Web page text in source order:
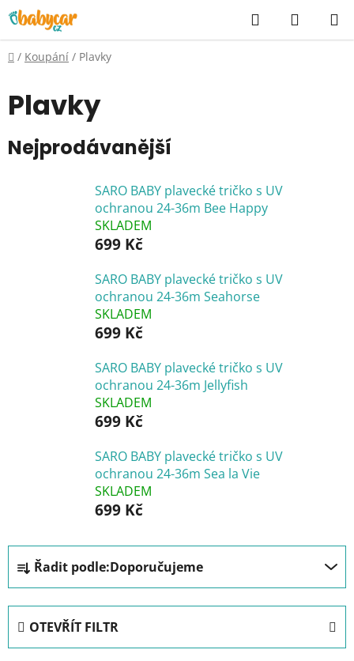
Přejít
na
obsah
Hledat
KOŠÍK
Domů
/ Koupání / Plavky
Plavky
Nejprodávanější
SARO BABY plavecké tričko s UV
ochranou 24-36m Bee Happy
SKLADEM
699 Kč
SARO BABY plavecké tričko s UV
ochranou 24-36m Seahorse
SKLADEM
699 Kč
SARO BABY plavecké tričko s UV
ochranou 24-36m Jellyfish
SKLADEM
699 Kč
SARO BABY plavecké tričko s UV
ochranou 24-36m Sea la Vie
SKLADEM
699 Kč
Ř
a
z
e
n
Řadit podle:Doporučujeme
OTEVŘÍT FILTR